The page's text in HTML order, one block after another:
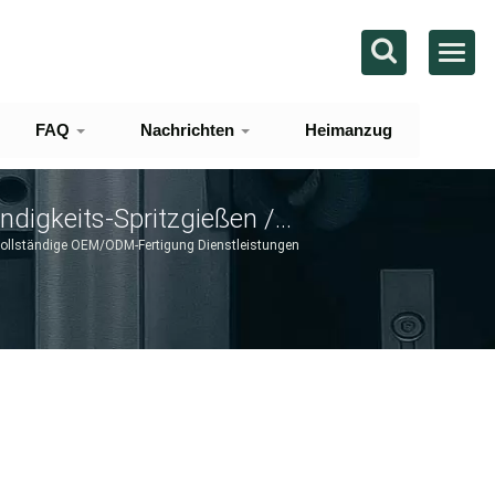
FAQ Nachrichten Heimanzug
Spritzgießen /
Automobilindustrie
OEM/ODM-Fertigung Dienstleistungen